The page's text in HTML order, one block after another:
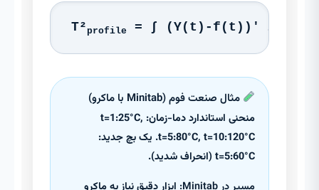
T² profile = ∫ (Y(t)-f(t))'
مثال صنعت فوم (Minitab با ماکرو)
منحنی استاندارد دما-زمان: t=1:25°C,
t=5:80°C, t=10:120°C. یک بچ جدید:
t=5:60°C (انحراف شدید).
مسیر در Minitab:
ابزار دقیق نیاز به ماکرو